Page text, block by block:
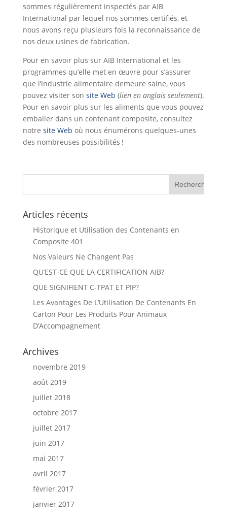
sommes régulièrement inspectés par AIB
International par lequel nos sommes certifiés, et
nous avons reçu plusieurs fois la reconnaissance de
nos deux usines de fabrication.
Pour en savoir plus sur AIB International et les
programmes qu’elle met en œuvre pour s’assurer
que l’industrie alimentaire demeure saine, vous
pouvez visiter son site Web (lien en anglais seulement).
Pour en savoir plus sur les aliments que vous pouvez
emballer dans un contenant composite, consultez
notre site Web où nous énumérons quelques-unes
des nombreuses possibilités !
Articles récents
Historique et Utilisation des Contenants en
Composite 401
Nos Valeurs Ne Changent Pas
QU’EST-CE QUE LA CERTIFICATION AIB?
QUE SIGNIFIENT C-TPAT ET PIP?
Les Avantages De L’Utilisation De Contenants En
Carton Pour Les Produits Pour Animaux
D’Accompagnement
Archives
novembre 2019
août 2019
juillet 2018
octobre 2017
juillet 2017
juin 2017
mai 2017
avril 2017
février 2017
janvier 2017